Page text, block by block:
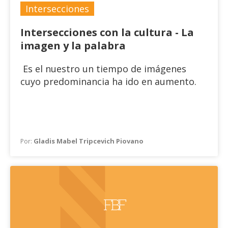
Intersecciones
Intersecciones con la cultura - La
imagen y la palabra
Es el nuestro un tiempo de imágenes
cuyo predominancia ha ido en aumento.
Por: Gladis Mabel Tripcevich Piovano
FBF